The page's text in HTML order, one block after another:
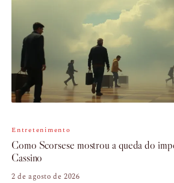
Entretenimento
Como Scorsese mostrou a queda do
Cassino
2 de agosto de 2026